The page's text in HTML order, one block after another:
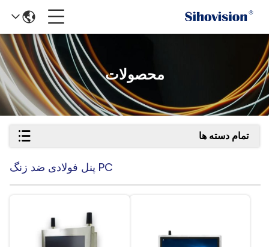
محصولات
تمام دسته ها
PC پنل فولادی ضد زنگ